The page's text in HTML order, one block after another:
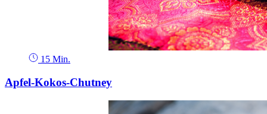
15 Min.
Apfel-Kokos-Chutney